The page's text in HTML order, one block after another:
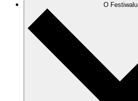
O Festiwalu